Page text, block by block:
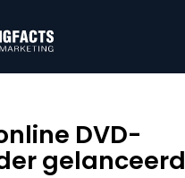
DVD-
gelanceerd